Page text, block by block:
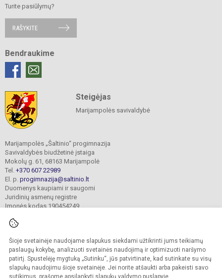
Šioje svetainėje naudojame slapukus siekdami užtikrinti jums teikiamų
paslaugų kokybę, analizuoti svetainės naudojimą ir optimizuoti naršymo
patirtį. Spustelėję mygtuką „Sutinku“, jūs patvirtinate, kad sutinkate su visų
slapukų naudojimu šioje svetainėje. Jei norite atšaukti arba pakeisti savo
sutikimus, prašome apsilankyti slapukų valdymo puslapyje
Turite pasiūlymų?
RAŠYKITE
Bendraukime
Steigėjas
Marijampolės savivaldybė
Marijampolės „Šaltinio“ progimnazija
Savivaldybės biudžetinė įstaiga
Mokolų g. 61, 68163 Marijampolė
Tel. +370 607 22989
El. p. progimnazija@saltinio.lt
Duomenys kaupiami ir saugomi
Juridinių asmenų registre
Įmonės kodas 190454249
© 2024. Marijampolės „Šaltinio“ progimnazija. Visos teisės saugomos.
Kopijuoti turinį be raštiško gimnazijos sutikimo griežtai draudžiama.
Prieinamumo paraiška Slapukų valdymas